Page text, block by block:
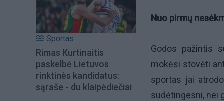
Sportas
Rimas Kurtinaitis
paskelbė Lietuvos
rinktinės kandidatus:
sąraše - du klaipėdiečiai
Nuo pirmų
Godos pažintis
mokėsi stovėti
sportas jai
sudėtingesni, nei